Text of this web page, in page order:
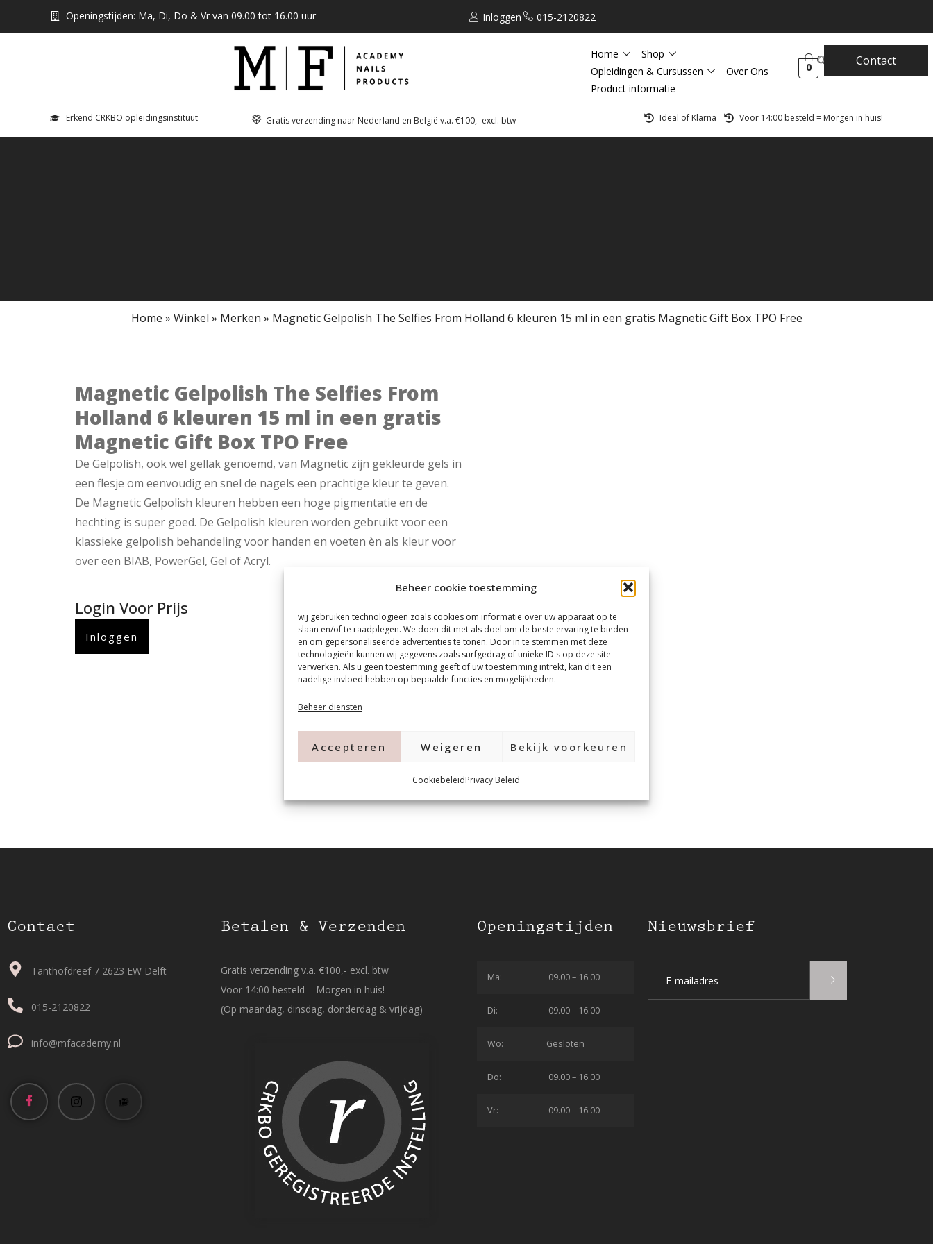
Beheer cookie toestemming
wij gebruiken technologieën zoals cookies om informatie over uw apparaat op te
slaan en/of te raadplegen. We doen dit met als doel om de beste ervaring te bieden
en om gepersonaliseerde advertenties te tonen. Door in te stemmen met deze
technologieën kunnen wij gegevens zoals surfgedrag of unieke ID's op deze site
verwerken. Als u geen toestemming geeft of uw toestemming intrekt, kan dit een
nadelige invloed hebben op bepaalde functies en mogelijkheden.
Beheer diensten
Accepteren Weigeren Bekijk voorkeuren
CookiebeleidPrivacy Beleid
Openingstijden: Ma, Di, Do & Vr van 09.00 tot 16.00 uur Inloggen 015-2120822
Home
Shop
Opleidingen & Cursussen
Over Ons
Product informatie
0 Contact
Erkend CRKBO opleidingsinstituut Gratis verzending naar Nederland en België v.a. €100,- excl. btw Ideal of Klarna Voor 14:00 besteld = Morgen in huis!
Home » Winkel » Merken » Magnetic Gelpolish The Selfies From Holland 6 kleuren 15 ml in een gratis Magnetic Gift Box TPO Free
Magnetic Gelpolish The Selfies From
Holland 6 kleuren 15 ml in een gratis
Magnetic Gift Box TPO Free
De Gelpolish, ook wel gellak genoemd, van Magnetic zijn gekleurde gels in
een flesje om eenvoudig en snel de nagels een prachtige kleur te geven.
De Magnetic Gelpolish kleuren hebben een hoge pigmentatie en de
hechting is super goed. De Gelpolish kleuren worden gebruikt voor een
klassieke gelpolish behandeling voor handen en voeten èn als kleur voor
over een BIAB, PowerGel, Gel of Acryl.
Login Voor Prijs
Inloggen
Contact
Tanthofdreef 7 2623 EW Delft
015-2120822
info@mfacademy.nl
Betalen & Verzenden
Gratis verzending v.a. €100,- excl. btw
Voor 14:00 besteld = Morgen in huis!
(Op maandag, dinsdag, donderdag & vrijdag)
Openingstijden
Ma: 09.00 – 16.00
Di: 09.00 – 16.00
Wo: Gesloten
Do: 09.00 – 16.00
Vr: 09.00 – 16.00
Nieuwsbrief